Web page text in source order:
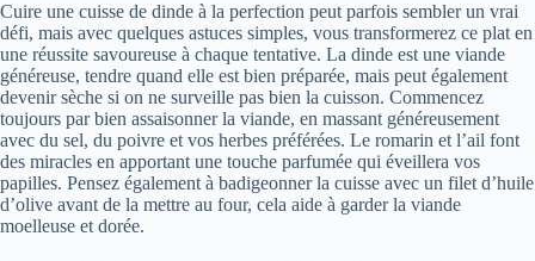
Cuire une cuisse de dinde à la perfection peut parfois sembler un vrai
défi, mais avec quelques astuces simples, vous transformerez ce plat en
une réussite savoureuse à chaque tentative. La dinde est une viande
généreuse, tendre quand elle est bien préparée, mais peut également
devenir sèche si on ne surveille pas bien la cuisson. Commencez
toujours par bien assaisonner la viande, en massant généreusement
avec du sel, du poivre et vos herbes préférées. Le romarin et l’ail font
des miracles en apportant une touche parfumée qui éveillera vos
papilles. Pensez également à badigeonner la cuisse avec un filet d’huile
d’olive avant de la mettre au four, cela aide à garder la viande
moelleuse et dorée.